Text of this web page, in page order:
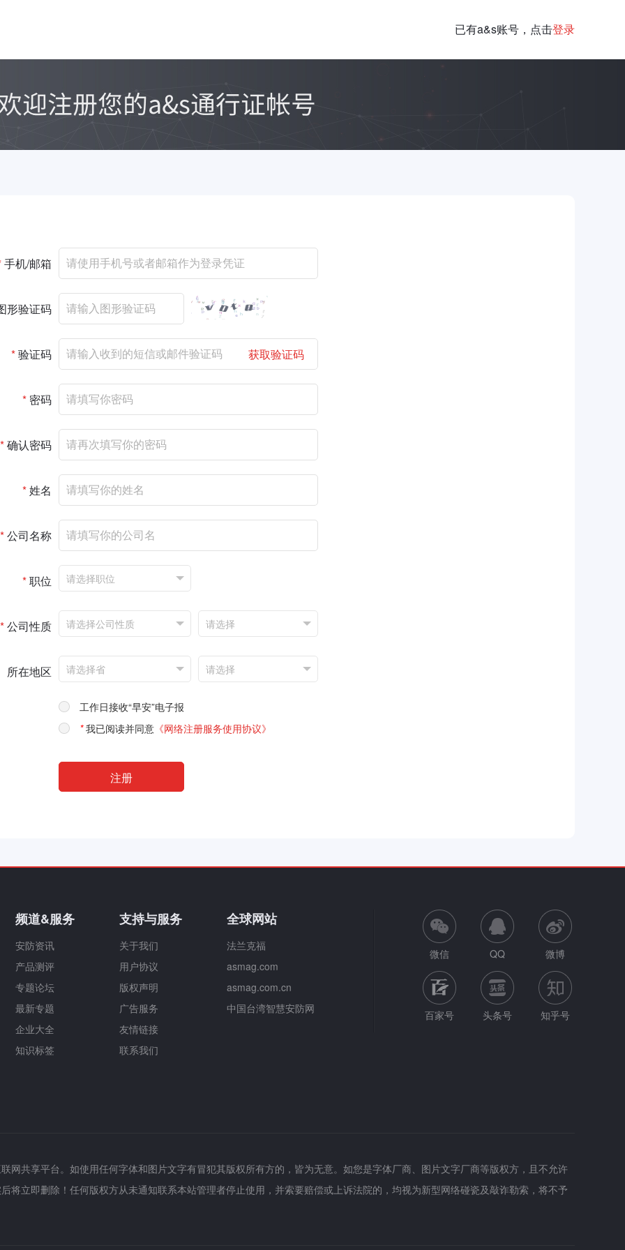
已有a&s账号，点击登录
手机/邮箱
形验证码
*验证码 获取验证码
* 密码
*确认密码
*姓名
*公司名称
*职位
*公司性质
所在地区
工作日接收“早安”电子报
*我已阅读并同意 《网络注册服务使用协议》
频道&服务
安防资讯
产品测评
专题论坛
最新专题
企业大全
知识标签
支持与服务
关于我们
用户协议
版权声明
广告服务
友情链接
联系我们
全球网站
法兰克福
asmag.com
asmag.com.cn
中国台湾智慧安防网
微信 QQ 微博
百家号 头条号 知乎号
网共享平台。如使用任何字体和图片文字有冒犯其版权所有方的，皆为无意。如您是字体厂商、图片文字厂商等版权方，且不允许
将立即删除！任何版权方从未通知联系本站管理者停止使用，并索要赔偿或上诉法院的，均视为新型网络碰瓷及敲诈勒索，将不予